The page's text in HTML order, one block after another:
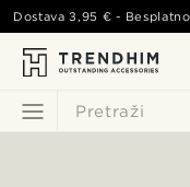
Pretraži
Dostava3,95 € -